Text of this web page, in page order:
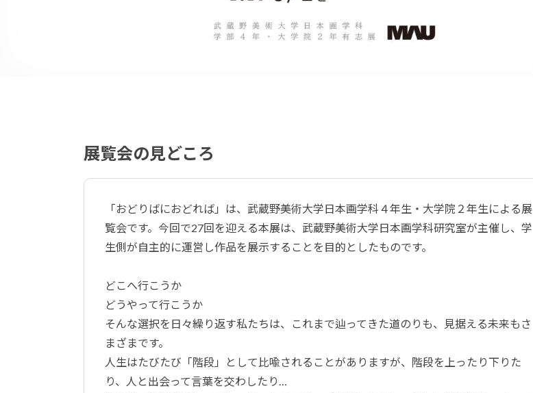
展覧会の見どころ
「おどりばにおどれば」は、武蔵野美術大学日本画学科４年生・大学院２年生による展
覧会です。今回で27回を迎える本展は、武蔵野美術大学日本画学科研究室が主催し、学
生側が自主的に運営し作品を展示することを目的としたものです。
どこへ行こうか
どうやって行こうか
そんな選択を日々繰り返す私たちは、これまで辿ってきた道のりも、見据える未来もさ
まざまです。
人生はたびたび「階段」として比喩されることがありますが、階段を上ったり下りた
り、人と出会って言葉を交わしたり…